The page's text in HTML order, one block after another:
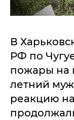
В
РФ по
пожары на
летний
реакцию на